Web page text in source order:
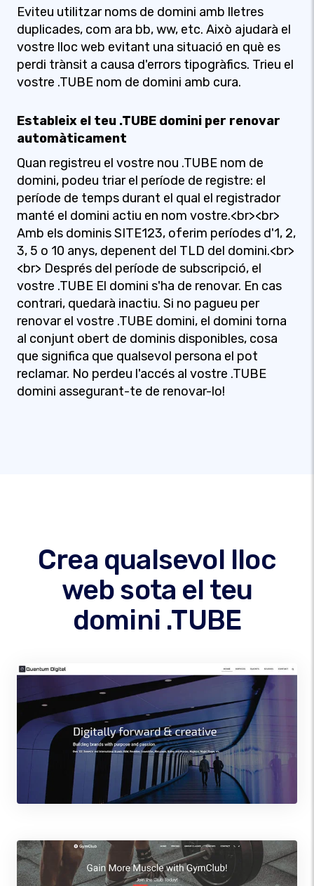
Eviteu utilitzar noms de domini amb lletres
duplicades, com ara bb, ww, etc. Això ajudarà el
vostre lloc web evitant una situació en què es
perdi trànsit a causa d'errors tipogràfics. Trieu el
vostre .TUBE nom de domini amb cura.
Estableix el teu .TUBE domini per renovar
automàticament
Quan registreu el vostre nou .TUBE nom de
domini, podeu triar el període de registre: el
període de temps durant el qual el registrador
manté el domini actiu en nom vostre.<br><br>
Amb els dominis SITE123, oferim períodes d'1, 2,
3, 5 o 10 anys, depenent del TLD del domini.<br>
<br> Després del període de subscripció, el
vostre .TUBE El domini s'ha de renovar. En cas
contrari, quedarà inactiu. Si no pagueu per
renovar el vostre .TUBE domini, el domini torna
al conjunt obert de dominis disponibles, cosa
que significa que qualsevol persona el pot
reclamar. No perdeu l'accés al vostre .TUBE
domini assegurant-te de renovar-lo!
Crea qualsevol lloc
web sota el teu
domini .TUBE